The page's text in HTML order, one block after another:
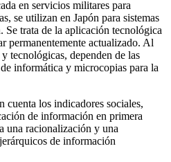
en servicios militares para
se utilizan en Japón para sistemas
Se trata de la aplicación tecnológica
permanentemente actualizado. Al
tecnológicas, dependen de las
informática y microcopias para la
los indicadores sociales,
de información en primera
una racionalización y una
de información